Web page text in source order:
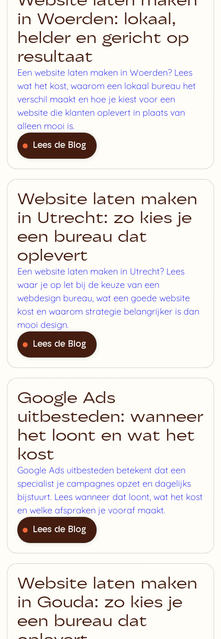
in Woerden: lokaal,
helder en gericht op
resultaat
Een website laten maken in Woerden? Lees
wat het kost, waarom een lokaal bureau het
verschil maakt en hoe je kiest voor een
website die klanten oplevert in plaats van
alleen mooi is.
Lees de Blog
Website laten maken
in Utrecht: zo kies je
een bureau dat
oplevert
Een website laten maken in Utrecht? Lees
waar je op let bij de keuze van een
webdesign bureau, wat een goede website
kost en waarom strategie belangrijker is dan
mooi design.
Lees de Blog
Google Ads
uitbesteden: wanneer
het loont en wat het
kost
Google Ads uitbesteden betekent dat een
specialist je campagnes opzet en dagelijks
bijstuurt. Lees wanneer dat loont, wat het kost
en welke afspraken je vooraf maakt.
Lees de Blog
Website laten maken
in Gouda: zo kies je
een bureau dat